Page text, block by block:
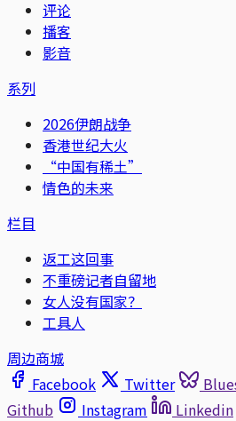
评论
播客
影音
系列
2026伊朗战争
香港世纪大火
“中国有稀土”
情色的未来
栏目
返工这回事
不重磅记者自留地
女人没有国家？
工具人
周边商城
Facebook
Twitter
Github
Instagram Linkedin